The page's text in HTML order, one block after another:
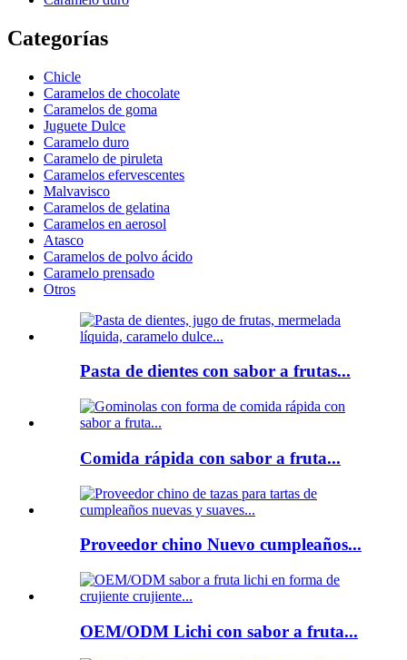
Categorías
Chicle
Caramelos de chocolate
Caramelos de goma
Juguete Dulce
Caramelo duro
Caramelo de piruleta
Caramelos efervescentes
Malvavisco
Caramelos de gelatina
Caramelos en aerosol
Atasco
Caramelos de polvo ácido
Caramelo prensado
Otros
Pasta de dientes con sabor a frutas...
Comida rápida con sabor a fruta...
Proveedor chino Nuevo cumpleaños...
OEM/ODM Lichi con sabor a fruta...